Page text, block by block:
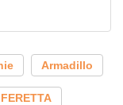
Armadillo
FERETTA